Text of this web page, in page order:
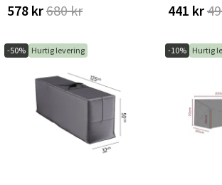
578 kr680 kr 441 kr
-50% Hurtig levering -10% Hurtig